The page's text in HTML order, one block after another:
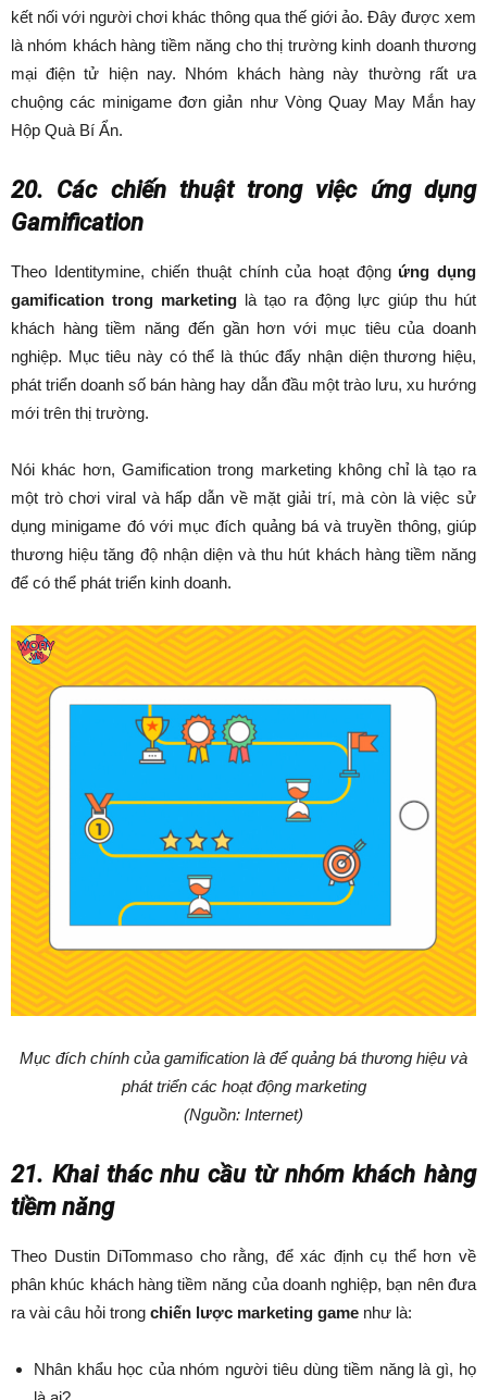
kết nối với người chơi khác thông qua thế giới ảo. Đây được xem
là nhóm khách hàng tiềm năng cho thị trường kinh doanh thương
mại điện tử hiện nay. Nhóm khách hàng này thường rất ưa
chuộng các minigame đơn giản như Vòng Quay May Mắn hay
Hộp Quà Bí Ẩn.
20. Các chiến thuật trong việc ứng dụng
Gamification
Theo Identitymine, chiến thuật chính của hoạt động ứng dụng
gamification trong marketing là tạo ra động lực giúp thu hút
khách hàng tiềm năng đến gần hơn với mục tiêu của doanh
nghiệp. Mục tiêu này có thể là thúc đẩy nhận diện thương hiệu,
phát triển doanh số bán hàng hay dẫn đầu một trào lưu, xu hướng
mới trên thị trường.
Nói khác hơn, Gamification trong marketing không chỉ là tạo ra
một trò chơi viral và hấp dẫn về mặt giải trí, mà còn là việc sử
dụng minigame đó với mục đích quảng bá và truyền thông, giúp
thương hiệu tăng độ nhận diện và thu hút khách hàng tiềm năng
để có thể phát triển kinh doanh.
Mục đích chính của gamification là để quảng bá thương hiệu và
phát triển các hoạt động marketing
(Nguồn: Internet)
21. Khai thác nhu cầu từ nhóm khách hàng
tiềm năng
Theo Dustin DiTommaso cho rằng, để xác định cụ thể hơn về
phân khúc khách hàng tiềm năng của doanh nghiệp, bạn nên đưa
ra vài câu hỏi trong chiến lược marketing game như là:
Nhân khẩu học của nhóm người tiêu dùng tiềm năng là gì, họ